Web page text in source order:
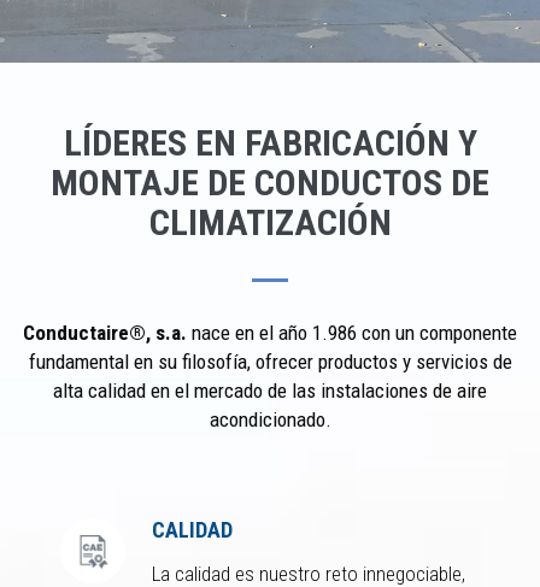
LÍDERES EN FABRICACIÓN Y
MONTAJE DE CONDUCTOS DE
CLIMATIZACIÓN
Conductaire®, s.a. nace en el año 1.986 con un componente
fundamental en su filosofía, ofrecer productos y servicios de
alta calidad en el mercado de las instalaciones de aire
acondicionado.
CALIDAD
La calidad es nuestro reto innegociable,